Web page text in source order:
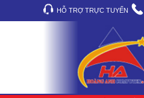
HỖ TRỢ TRỰC TUYẾN